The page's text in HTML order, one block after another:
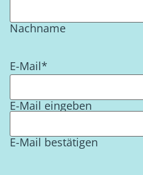
Nachname
E-Mail*
E-Mail eingeben
E-Mail bestätigen